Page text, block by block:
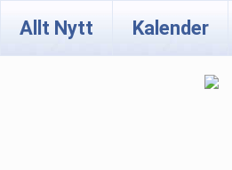
Allt Nytt Kalender